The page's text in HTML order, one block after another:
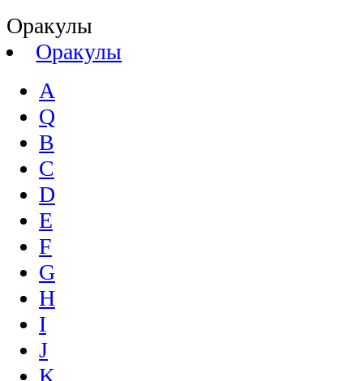
Оракулы
Оракулы
A
Q
B
C
D
E
F
G
H
I
J
K